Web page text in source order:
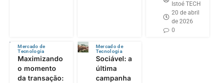
Istoé TECH
20 de abril
de 2026
0
Mercado de
Tecnologia
Maximizando
o momento
da transação:
Mercado de
Tecnologia
Sociável: a
última
campanha